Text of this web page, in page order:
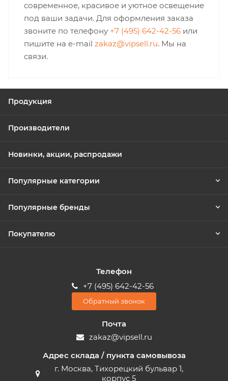
современное, красивое и уютное освещение
под ваши задачи. Для оформления заказа
звоните по телефону +7 (495) 642-42-56 или
пишите на e-mail zakaz@vipsell.ru. Мы на
связи.
Продукция
Производители
Новинки, акции, распродажи
Популярные категории
Популярные бренды
Покупателю
Телефон
+7 (495) 642-42-56
Обратный звонок
Почта
zakaz@vipsell.ru
Адрес склада / пункта самовывоза
г. Москва, Тихорецкий бульвар 1,
корпус 5